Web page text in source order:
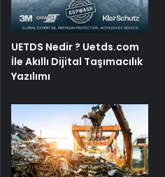
UETDS Nedir ? Uetds.com
İle Akıllı Dijital Taşımacılık
Yazılımı